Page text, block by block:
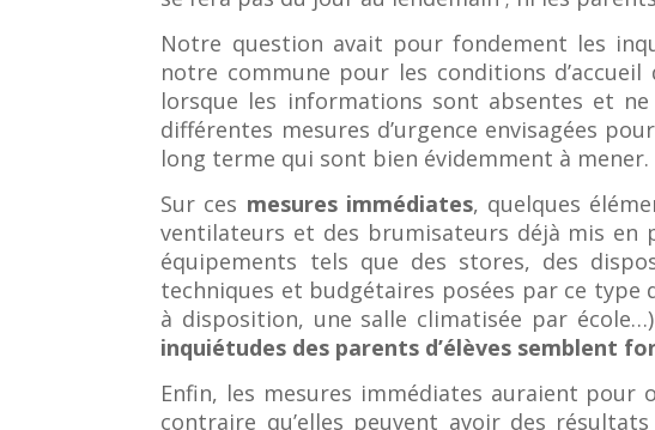
Notre question avait pour fondement les
notre commune pour les conditions
lorsque les informations sont absentes et
différentes mesures d’urgence envisagées
long terme qui sont bien évidemment à mener.
Sur ces mesures immédiates, quelques
ventilateurs et des brumisateurs déjà mis en
équipements tels que des stores, des
techniques et budgétaires posées par ce type
à disposition, une salle climatisée par école…)
inquiétudes des parents d’élèves semblent
Enfin, les mesures immédiates auraient
contraire qu’elles peuvent avoir des